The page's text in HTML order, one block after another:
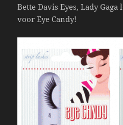
Bette Davis Eyes, Lady
voor Eye Candy!